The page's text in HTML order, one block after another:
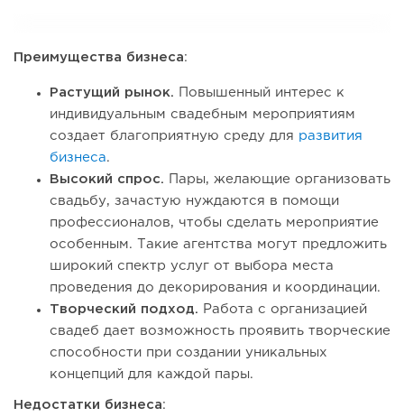
Преимущества бизнеса:
Растущий рынок. Повышенный интерес к
индивидуальным свадебным мероприятиям
создает благоприятную среду для развития
бизнеса.
Высокий спрос.
Пары, желающие организовать
свадьбу, зачастую нуждаются в помощи
профессионалов, чтобы сделать мероприятие
особенным. Такие агентства могут предложить
широкий спектр услуг от выбора места
проведения до декорирования и координации.
Творческий подход. Работа с организацией
свадеб дает возможность проявить творческие
способности при создании уникальных
концепций для каждой пары.
Недостатки бизнеса: